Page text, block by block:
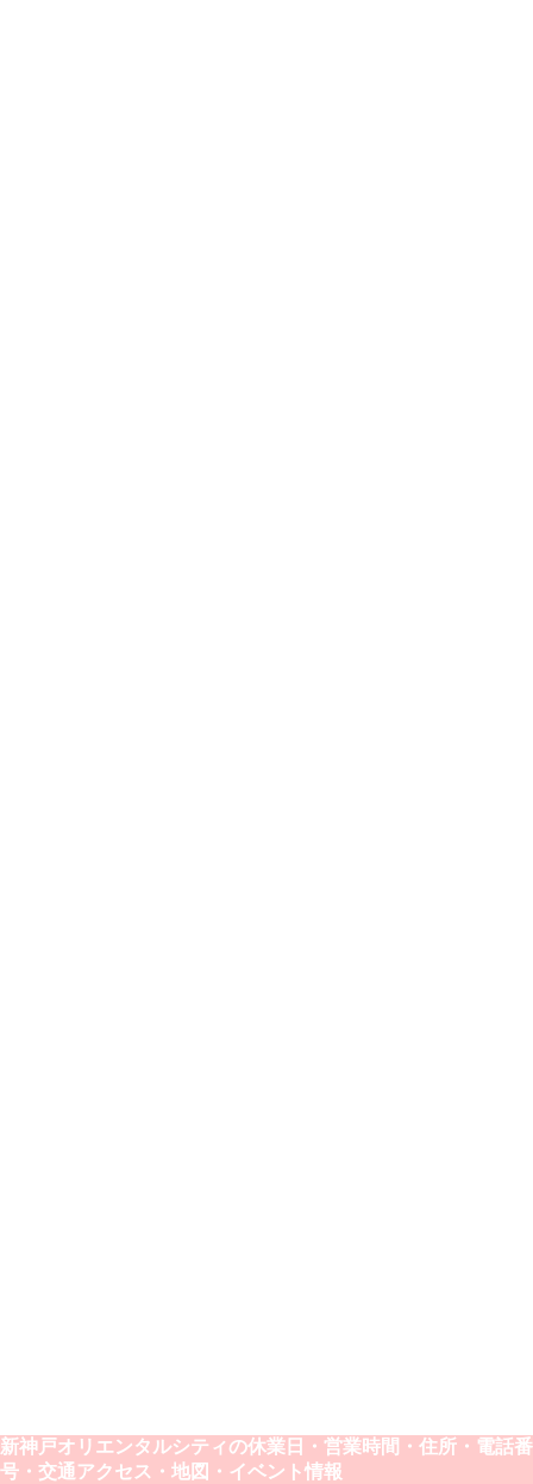
新神戸オリエンタルシティの休業日・営業時間・住所・電話番
号・交通アクセス・地図・イベント情報